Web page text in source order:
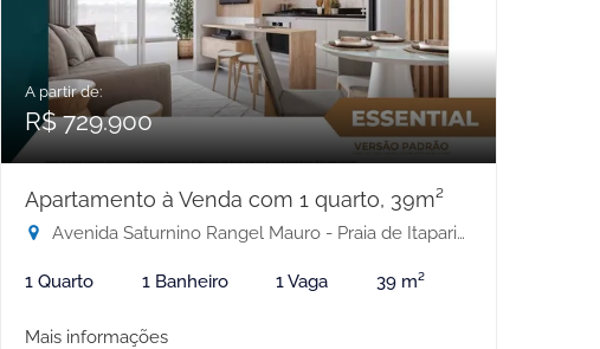
A partir de:
R$ 729.900
Apartamento à Venda com 1 quarto, 39m²
Avenida Saturnino Rangel Mauro - Praia de Itaparica, Vila Velha-ES
1 Quarto 1 Banheiro 1 Vaga 39 m²
Mais informações